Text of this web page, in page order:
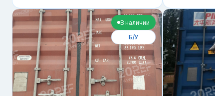
В наличии
Б/У